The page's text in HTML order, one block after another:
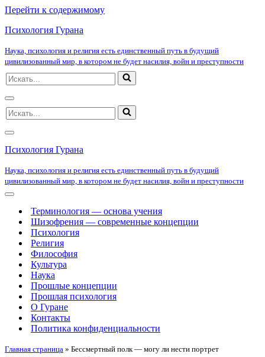
Перейти к содержимому
Психология Гурана
Наука, психология и религия есть единственный путь в будущий
цивилизованный мир, в котором не будет насилия, войн и преступности
Искать...
Меню
навигации
Искать...
Меню
навигации
Психология Гурана
Наука, психология и религия есть единственный путь в будущий
цивилизованный мир, в котором не будет насилия, войн и преступности
Меню
навигацииТерминология — основа учения
Шизофрения — современные концепции
Психология
Религия
Философия
Культура
Наука
Прошлые концепции
Прошлая психология
О Гуране
Контакты
Политика конфиденциальности
Главная страница » Бессмертный полк — могу ли нести портрет